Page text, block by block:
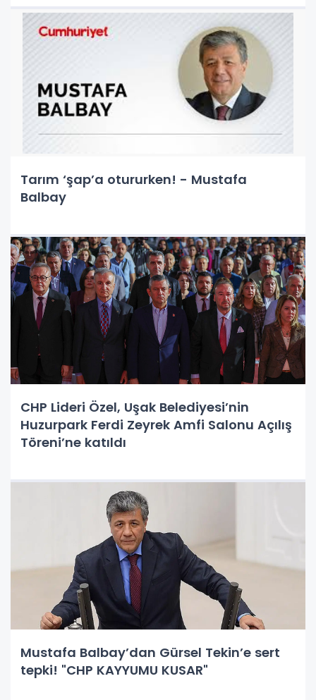
Tarım ‘şap’a otururken! - Mustafa
Balbay
CHP Lideri Özel, Uşak Belediyesi’nin
Huzurpark Ferdi Zeyrek Amfi Salonu Açılış
Töreni’ne katıldı
Mustafa Balbay’dan Gürsel Tekin’e sert
tepki! "CHP KAYYUMU KUSAR"